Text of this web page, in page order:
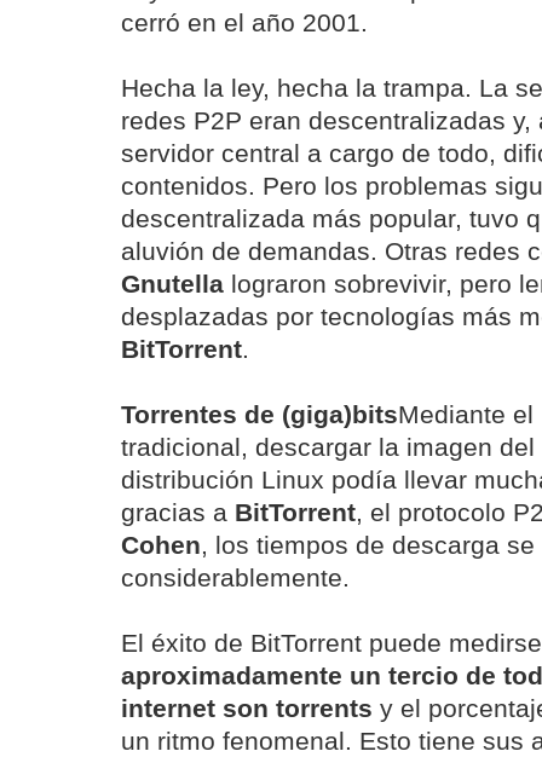
cerró en el año 2001.
Hecha la ley, hecha la trampa. La
redes P2P eran descentralizadas y,
servidor central a cargo de todo,
contenidos. Pero los problemas
descentralizada más popular, tuvo
aluvión de demandas. Otras redes
Gnutella lograron sobrevivir, pero
desplazadas por tecnologías más
BitTorrent.
Torrentes de (giga)bitsMediante el
tradicional, descargar la imagen del
distribución Linux podía llevar
gracias a BitTorrent, el protocolo
Cohen, los tiempos de descarga
considerablemente.
El éxito de BitTorrent puede
aproximadamente un tercio de
internet son torrents y el
un ritmo fenomenal. Esto tiene sus